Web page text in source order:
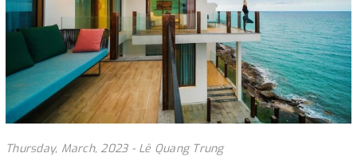
Thursday, March, 2023 - Lê Quang Trung